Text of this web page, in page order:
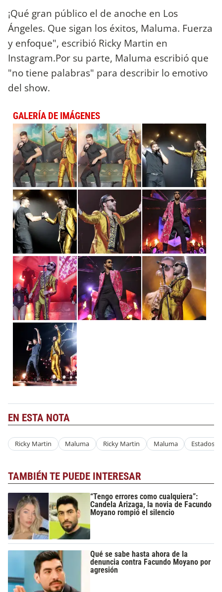
¡Qué gran público el de anoche en Los
Ángeles. Que sigan los éxitos, Maluma. Fuerza
y enfoque", escribió Ricky Martin en
Instagram.Por su parte, Maluma escribió que
"no tiene palabras" para describir lo emotivo
del show.
GALERÍA DE IMÁGENES
EN ESTA NOTA
Ricky Martin Maluma Ricky Martin Maluma Estados
TAMBIÉN TE PUEDE INTERESAR
“Tengo errores como cualquiera”:
Candela Arizaga, la novia de Facundo
Moyano rompió el silencio
Qué se sabe hasta ahora de la
denuncia contra Facundo Moyano por
agresión